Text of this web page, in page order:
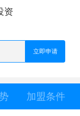
资
立即申请
加盟条件